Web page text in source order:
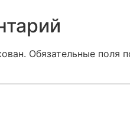
Обязательные поля